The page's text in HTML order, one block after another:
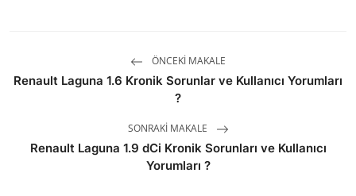
ÖNCEKI MAKALE
Renault Laguna 1.6 Kronik Sorunlar ve Kullanıcı Yorumları
?
SONRAKI MAKALE
Renault Laguna 1.9 dCi Kronik Sorunları ve Kullanıcı
Yorumları ?